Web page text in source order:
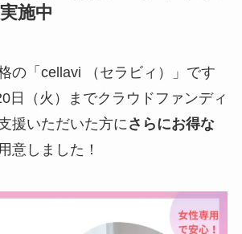
施中
の「cellavi （セラビィ）」です
日（火）までクラウドファンディ
援いただいた方にさらにお得な
意しました！